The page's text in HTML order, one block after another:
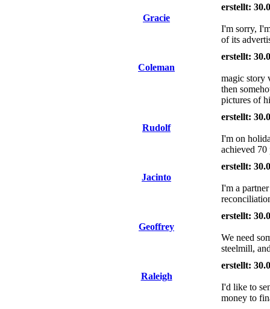
Gracie
erstellt:
I'm sorry,
of its
Coleman
erstellt:
magic story
then
pictures of
Rudolf
erstellt:
I'm on
achieved 70
Jacinto
erstellt:
I'm a
Geoffrey
erstellt:
We need
steelmill,
Raleigh
erstellt:
I'd like to
money to